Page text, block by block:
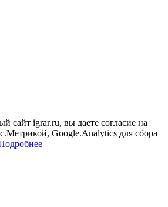
сайт igrar.ru, вы даете согласие на
Google.Analytics для сбора